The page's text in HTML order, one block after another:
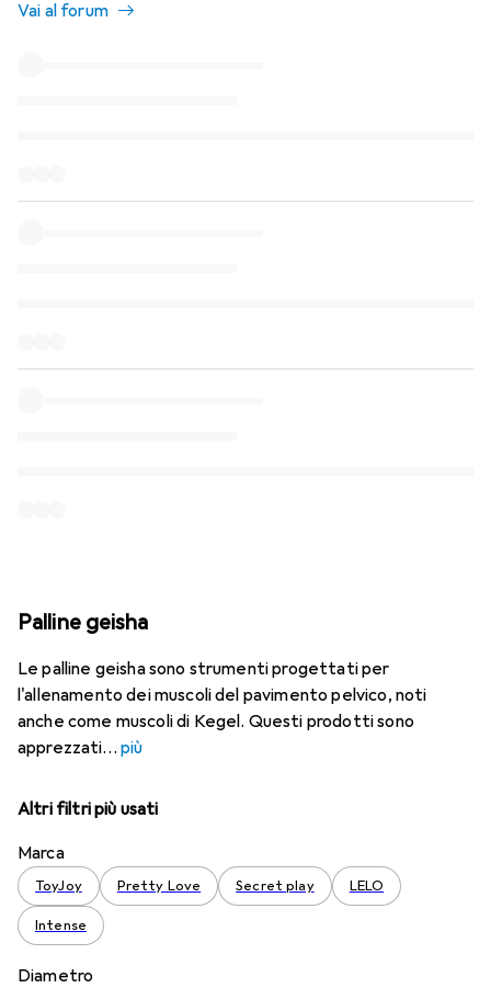
Vai al forum
Palline geisha
Le palline geisha sono strumenti progettati per
l'allenamento dei muscoli del pavimento pelvico, noti
anche come muscoli di Kegel. Questi prodotti sono
apprezzati
più
Altri filtri più usati
Marca
ToyJoy Pretty Love Secret play LELO
Intense
Diametro